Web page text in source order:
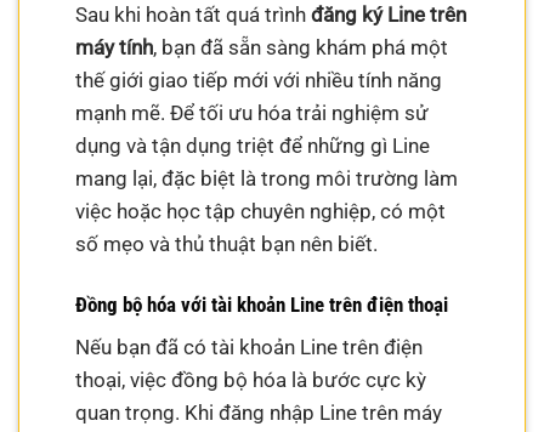
Sau khi hoàn tất quá trìnhđăng ký Line trên
máy tính, bạn đã sẵn sàng khám phá một
thế giới giao tiếp mới với nhiều tính năng
mạnh mẽ. Để tối ưu hóa trải nghiệm sử
dụng và tận dụng triệt để những gì Line
mang lại, đặc biệt là trong môi trường làm
việc hoặc học tập chuyên nghiệp, có một
số mẹo và thủ thuật bạn nên biết.
Đồng bộ hóa với tài khoản Line trên điện thoại
Nếu bạn đã có tài khoản Line trên điện
thoại, việc đồng bộ hóa là bước cực kỳ
quan trọng. Khi đăng nhập Line trên máy